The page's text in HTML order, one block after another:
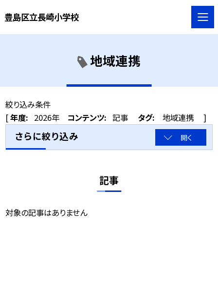
豊島区立長崎小学校
地域連携
絞り込み条件
[年度: 2026年 コンテンツ: 記事 タグ: 地域連携 ]
さらに絞り込み 開く
記事
対象の記事はありません